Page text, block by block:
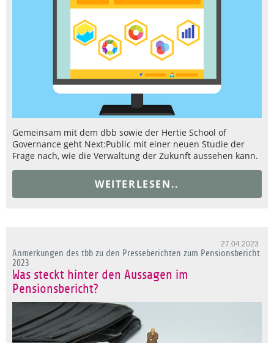
Gemeinsam mit dem dbb sowie der Hertie School of
Governance geht Next:Public mit einer neuen Studie der
Frage nach, wie die Verwaltung der Zukunft aussehen kann.
WEITERLESEN..
27.04.2023
Anmerkungen des tbb zu den Presseberichten zum Pensionsbericht
2023
Was steckt hinter den Aussagen im
Pensionsbericht?